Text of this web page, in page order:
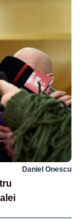
Daniel Onescu